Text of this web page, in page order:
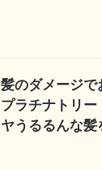
髪のダメージで
プラチナトリ
ヤうるるんな